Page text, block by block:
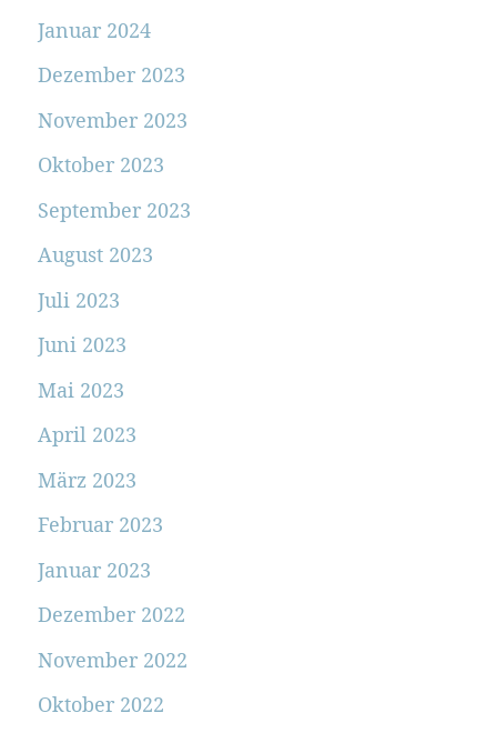
Januar 2024
Dezember 2023
November 2023
Oktober 2023
September 2023
August 2023
Juli 2023
Juni 2023
Mai 2023
April 2023
März 2023
Februar 2023
Januar 2023
Dezember 2022
November 2022
Oktober 2022